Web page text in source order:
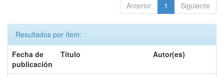
Anterior 1 Siguiente
Resultados por ítem:
Fecha de
publicación
Título Autor(es)